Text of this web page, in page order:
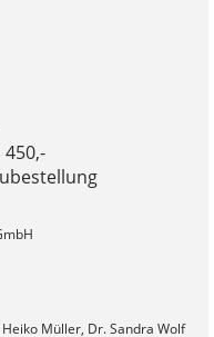
Müller, Dr. Sandra Wolf